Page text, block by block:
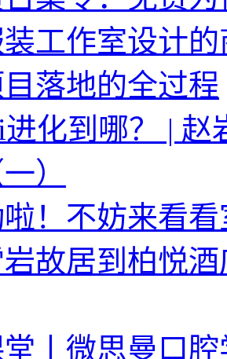
工作室设计
落地的全过程
进化到哪？ |
）
！不妨来看
故居到柏悦
丨微思曼口